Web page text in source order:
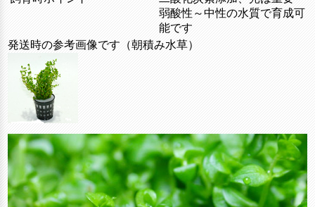
弱酸性～中性の水質で育成可
能です
発送時の参考画像です（朝積み水草）